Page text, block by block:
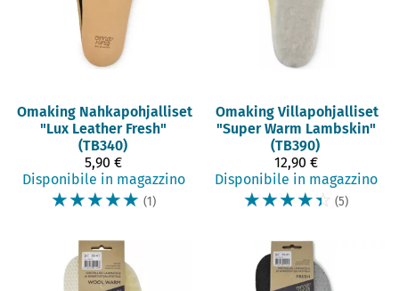
Omaking Nahkapohjalliset
"Lux Leather Fresh"
(TB340)
5,90 €
Disponibile in magazzino
☆☆☆☆☆ (1)
Omaking Villapohjalliset
"Super Warm Lambskin"
(TB390)
12,90 €
Disponibile in magazzino
☆☆☆☆☆ (5)